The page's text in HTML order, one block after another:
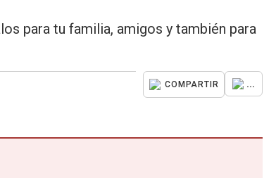
para tu familia, amigos y también para
COMPARTIR ...